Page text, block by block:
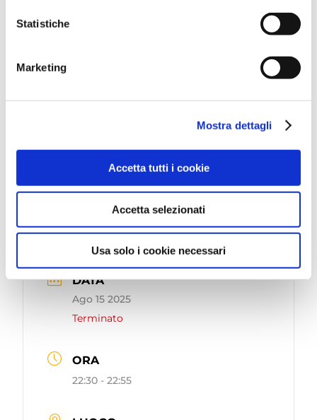
Statistiche
Marketing
Mostra dettagli
Accetta tutti i cookie
Accetta selezionati
Usa solo i cookie necessari
fuochi di artificio che esploderanno in coreografie
mozzafiato. In famiglia, con gli amici o in coppia,
unici!
DATA
Ago 15 2025
Terminato
ORA
22:30 - 22:55